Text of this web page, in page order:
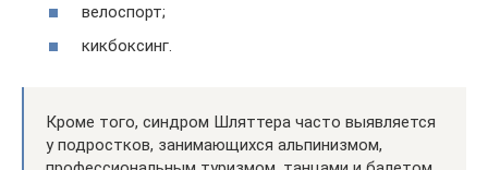
велоспорт;
кикбоксинг.
Кроме того, синдром Шляттера часто выявляется
у подростков, занимающихся альпинизмом,